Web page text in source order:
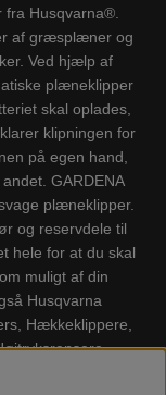
fra Husqvarna®.
af græsplæner og
Ved hjælp af
plæneklipper
skal oplades,
klipningen for
på egen hand,
GARDENA
plæneklipper.
og reservdele til
hele for at du skal
muligt af din
Husqvarna
Hækkeklippere,